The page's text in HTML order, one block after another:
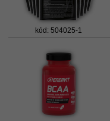
kód: 504025-1